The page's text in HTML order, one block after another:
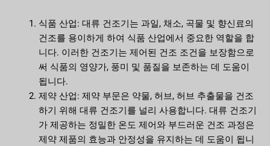
식품 산업: 대류 건조기는 과일, 채소, 곡물 및 향신료의
건조를 용이하게 하여 식품 산업에서 중요한 역할을 합
니다. 이러한 건조기는 제어된 건조 조건을 보장함으로
써 식품의 영양가, 풍미 및 품질을 보존하는 데 도움이
됩니다.
제약 산업: 제약 부문은 약물, 허브, 허브 추출물을 건조
하기 위해 대류 건조기를 널리 사용합니다. 대류 건조기
가 제공하는 정밀한 온도 제어와 부드러운 건조 과정은
제약 제품의 효능과 안정성을 유지하는 데 도움이 됩니